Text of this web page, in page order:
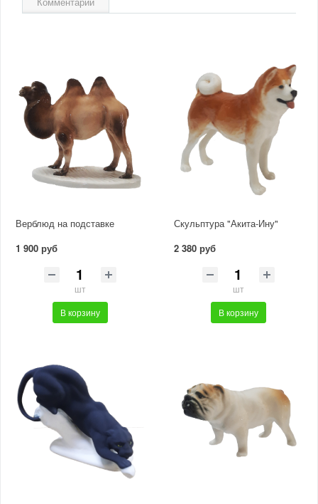
Верблюд на подставке
1 900 руб
шт
В корзину
Скульптура "Акита-Ину"
2 380 руб
шт
В корзину